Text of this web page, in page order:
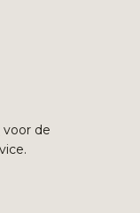
voor de